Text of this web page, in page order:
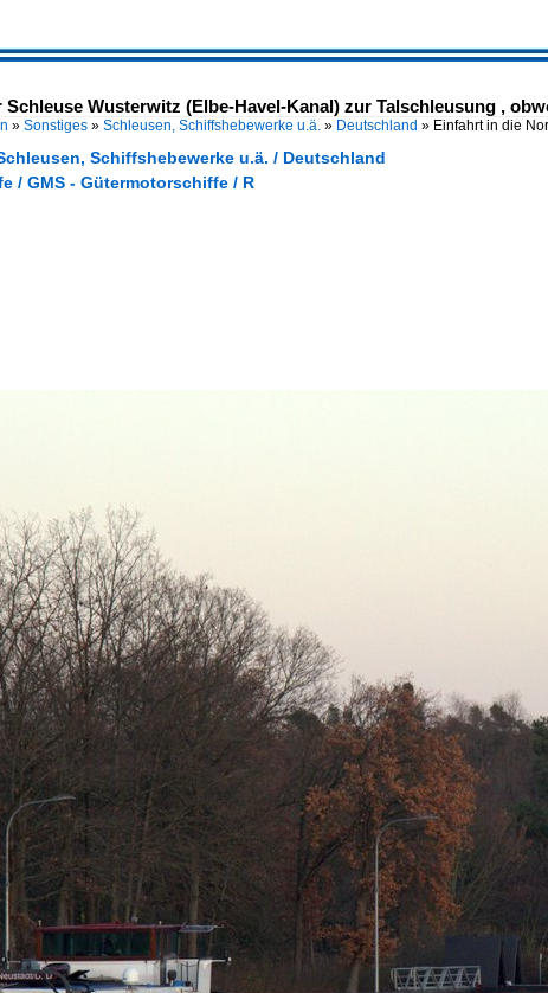
Schleuse Wusterwitz (Elbe-Havel-Kanal) zur Talschleusung ,
» Sonstiges » Schleusen, Schiffshebewerke u.ä. » Deutschland » Einfahrt in die
Schiffshebewerke u.ä. / Deutschland
/ GMS - Gütermotorschiffe / R